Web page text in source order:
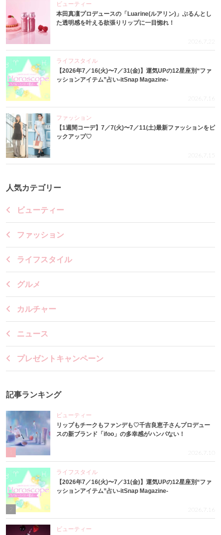
ビューティー
本田真凜プロデュースの「Luarine(ルアリン)」ぷるんとし
た透明感を叶える欲張りリップに一目惚れ！
2026.7.22
ライフスタイル
【2026年7／16(火)〜7／31(金)】運気UPの12星座別“ファ
ッションアイテム”占い-itSnap Magazine-
2026.7.16
ファッション
【1週間コーデ】7／7(火)〜7／11(土)最新ファッションをピ
ックアップ♡
2026.7.15
人気カテゴリー
ビューティー
ファッション
ライフスタイル
グルメ
カルチャー
ニュース
プレゼントキャンペーン
記事ランキング
ビューティー
リップもチークもファンデも♡千吉良恵子さんプロデュー
スの新ブランド「ifoo」の多幸感がハンパない！
2026.7.10
ライフスタイル
【2026年7／16(火)〜7／31(金)】運気UPの12星座別“ファ
ッションアイテム”占い-itSnap Magazine-
2026.7.16
ビューティー